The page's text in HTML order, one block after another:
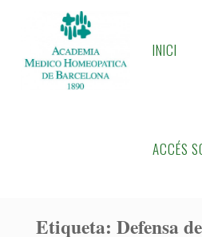
content
A
INICI
ACCÉS
Etiqueta: Defensa